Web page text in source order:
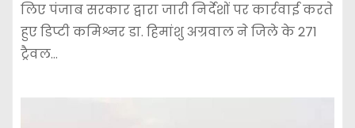
लिए पंजाब सरकार द्वारा जारी निर्देशों पर कार्रवाई करते
हुए डिप्टी कमिश्नर डा. हिमांशु अग्रवाल ने जिले के 271
ट्रैवल…